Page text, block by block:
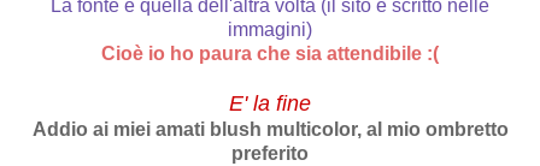
La fonte è quella dell'altra volta (il sito è scritto nelle
immagini)
Cioè io ho paura che sia attendibile :(
E' la fine
Addio ai miei amati blush multicolor, al mio ombretto
preferito